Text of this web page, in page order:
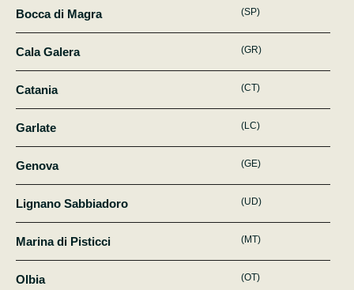
Bocca di Magra (SP)
Cala Galera (GR)
Catania (CT)
Garlate (LC)
Genova (GE)
Lignano Sabbiadoro (UD)
Marina di Pisticci (MT)
Olbia (OT)